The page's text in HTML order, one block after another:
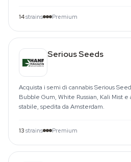
14strains Premium
Serious Seeds
Acquista i semi di cannabis Serious
Bubble Gum, White Russian, Kali Mist
stabile, spedita da Amsterdam.
13 strains Premium